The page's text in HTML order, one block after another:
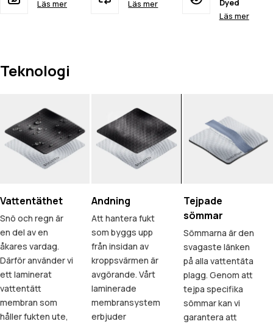
Läs mer Läs mer
Dyed
Läs mer
Teknologi
Vattentäthet
Snö och regn är
en del av en
åkares vardag.
Därför använder vi
ett laminerat
vattentätt
membran som
håller fukten ute,
Andning
Att hantera fukt
som byggs upp
från insidan av
kroppsvärmen är
avgörande. Vårt
laminerade
membransystem
erbjuder
Tejpade
sömmar
Sömmarna är den
svagaste länken
på alla vattentäta
plagg. Genom att
tejpa specifika
sömmar kan vi
garantera att